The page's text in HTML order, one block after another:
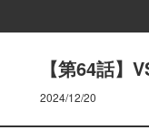
【第64話】
2024/12/20